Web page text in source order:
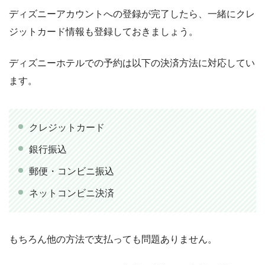
ディズニーアカウントへの登録が完了したら、一緒にクレ
ジットカード情報も登録しておきましょう。
ディズニーホテルでの予約は以下の決済方法に対応してい
ます。
クレジットカード
銀行振込
郵便・コンビニ振込
ネットコンビニ決済
もちろん他の方法で支払っても問題ありません。